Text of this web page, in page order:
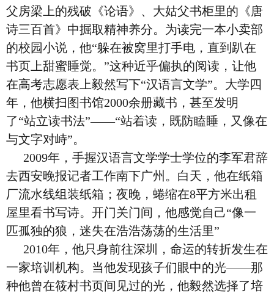
父房梁上的残破《论语》、大姑父书柜里的《唐
诗三百首》中掘取精神养分。为读完一本小卖部
的校园小说，他“躲在被窝里打手电，直到趴在
书页上甜蜜睡觉。”这种近乎偏执的阅读，让他
在高考志愿表上毅然写下“汉语言文学”。大学四
年，他横扫图书馆2000余册藏书，甚至发明
了“站立读书法”——“站着读，既防瞌睡，又像在
与文字对峙”。
2009年，手握汉语言文学学士学位的李军君辞
去西安晚报记者工作南下广州。白天，他在纸箱
厂流水线组装纸箱；夜晚，蜷缩在8平方米出租
屋里看书写诗。开门关门间，他感觉自己“像一
匹孤独的狼，迷失在浩浩荡荡的生活里”
2010年，他只身前往深圳，命运的转折发生在
一家培训机构。当他发现孩子们眼中的光——那
种他曾在筱村书页间见过的光，他毅然选择了培